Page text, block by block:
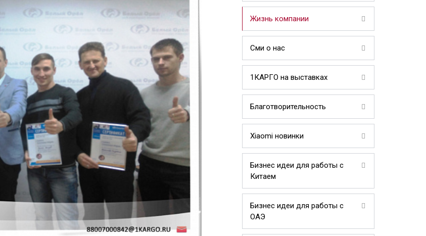
Жизнь компании
Сми о нас
1КАРГО на выставках
Благотворительность
Xiaomi новинки
Бизнес идеи для работы с
Китаем
Бизнес идеи для работы с
ОАЭ